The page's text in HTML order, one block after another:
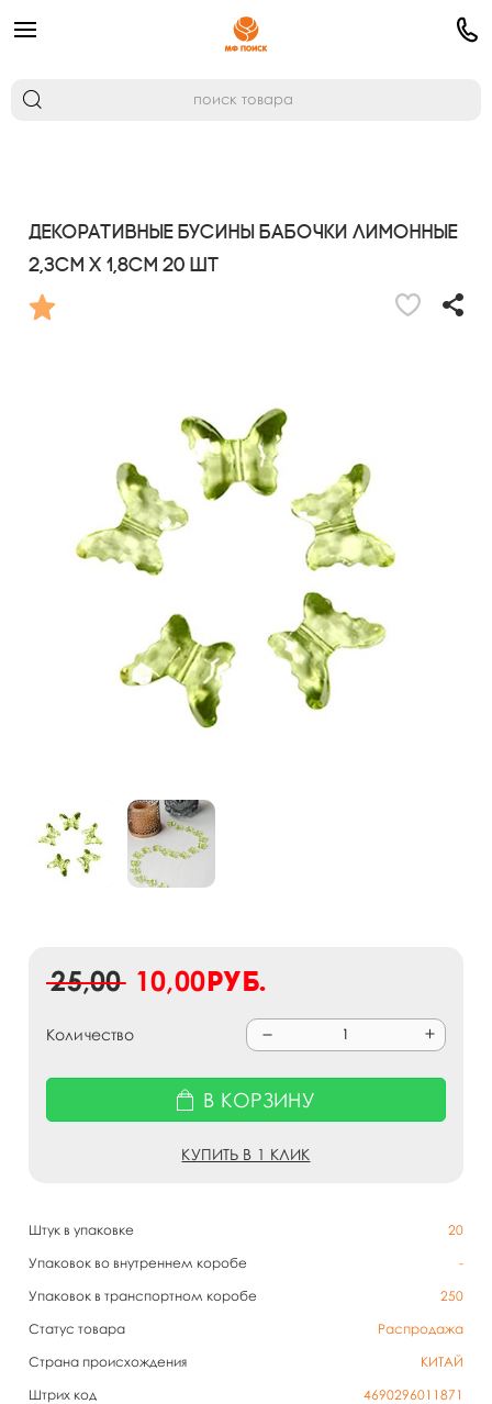
Декоративные бусины Бабочки лимонные
2,3см х 1,8см 20 шт
Штук в упаковке
20
Упаковок во внутреннем коробе
-
Упаковок в транспортном коробе
250
Статус товара
Распродажа
Страна происхождения
КИТАЙ
Штрих код
4690296011871
25,00 10,00руб.
Количество
В КОРЗИНУ
КУПИТЬ В 1 КЛИК